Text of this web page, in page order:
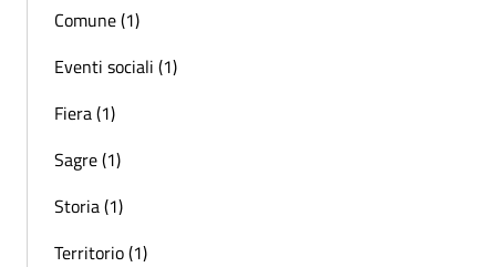
Comune (1)
Eventi sociali (1)
Fiera (1)
Sagre (1)
Storia (1)
Territorio (1)